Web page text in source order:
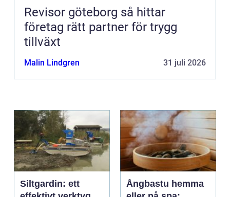
Revisor göteborg så hittar
företag rätt partner för trygg
tillväxt
Malin Lindgren 31 juli 2026
Siltgardin: ett
Ångbastu hemma